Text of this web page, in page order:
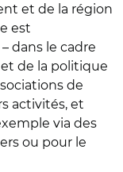
et de la région
est
dans le cadre
de la politique
de
activités, et
via des
ou pour le